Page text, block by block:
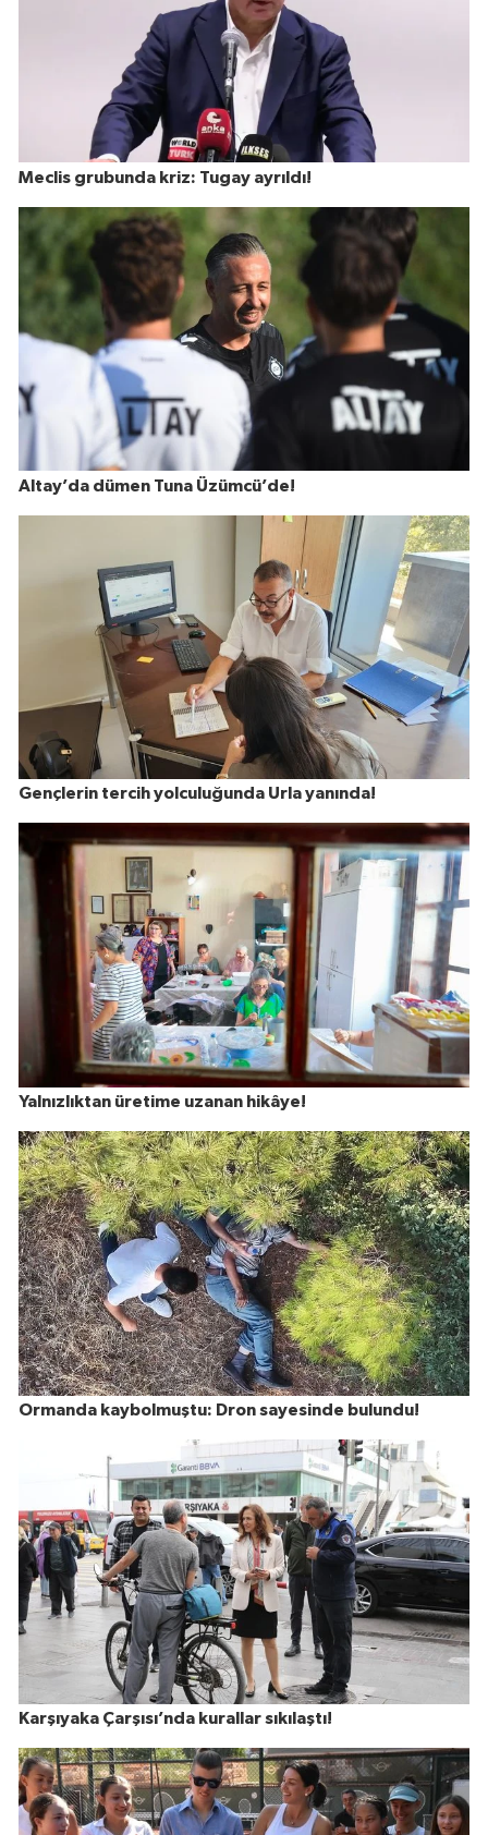
Meclis grubunda kriz: Tugay ayrıldı!
Altay’da dümen Tuna Üzümcü’de!
Gençlerin tercih yolculuğunda Urla yanında!
Yalnızlıktan üretime uzanan hikâye!
Ormanda kaybolmuştu: Dron sayesinde bulundu!
Karşıyaka Çarşısı’nda kurallar sıkılaştı!